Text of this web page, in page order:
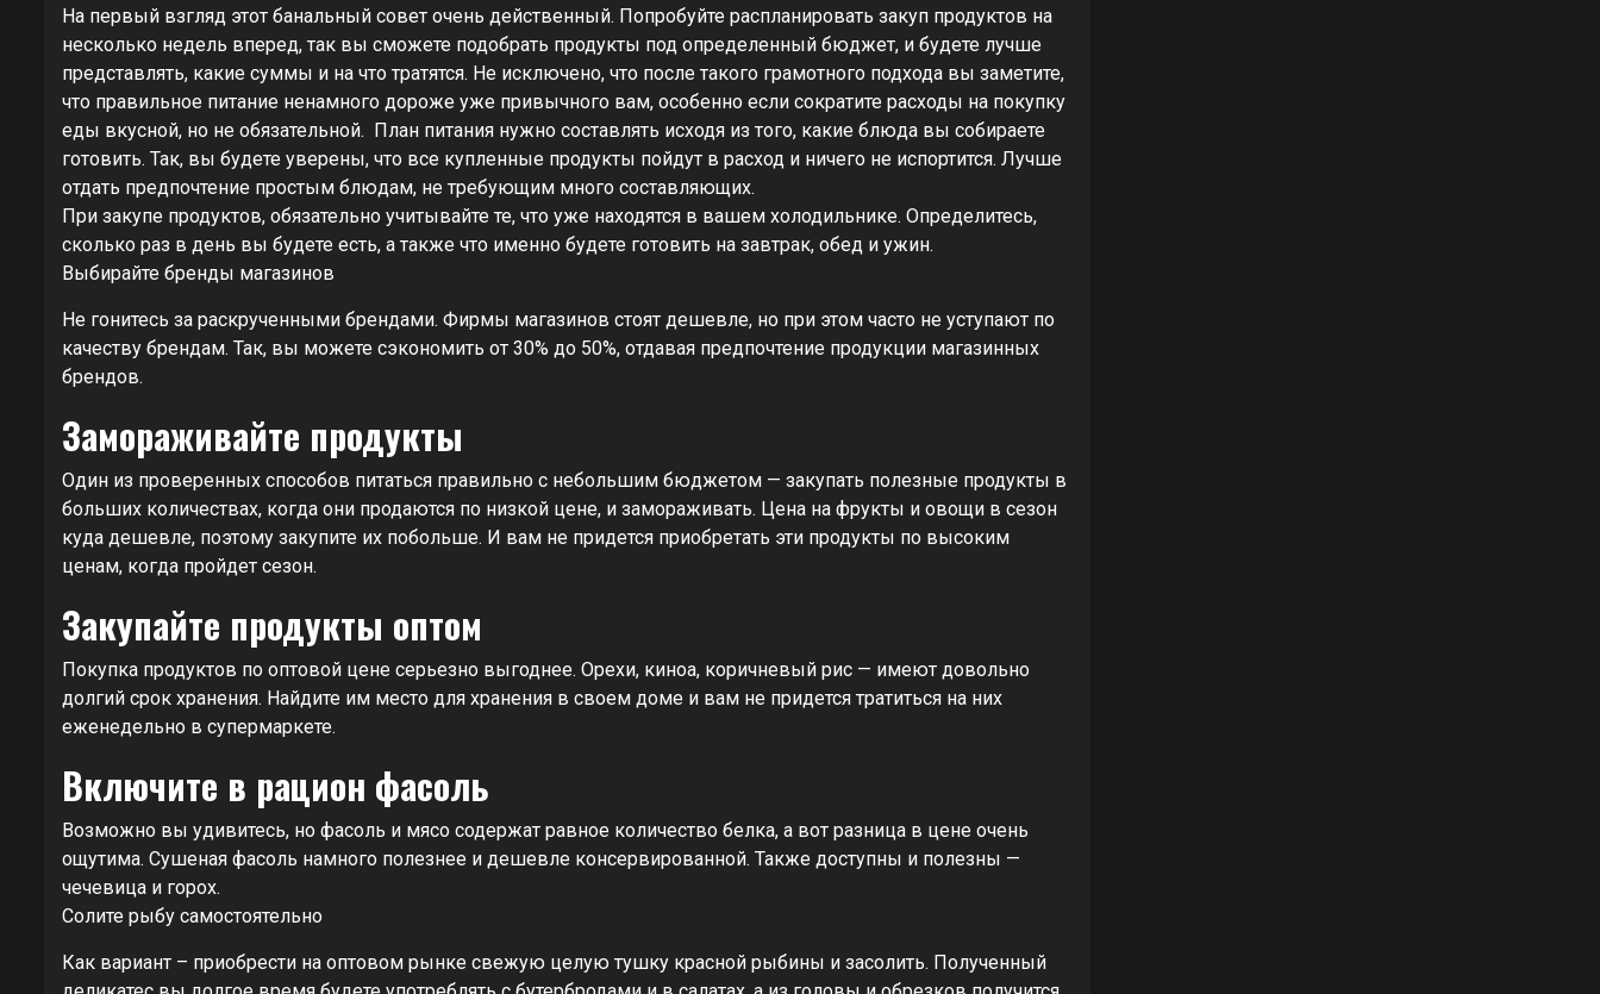
На первый взгляд этот банальный совет очень действенный. Попробуйте распланировать закуп продуктов на
несколько недель вперед, так вы сможете подобрать продукты под определенный бюджет, и будете лучше
представлять, какие суммы и на что тратятся. Не исключено, что после такого грамотного подхода вы заметите,
что правильное питание ненамного дороже уже привычного вам, особенно если сократите расходы на покупку
еды вкусной, но не обязательной. План питания нужно составлять исходя из того, какие блюда вы собираете
готовить. Так, вы будете уверены, что все купленные продукты пойдут в расход и ничего не испортится. Лучше
отдать предпочтение простым блюдам, не требующим много составляющих.
При закупе продуктов, обязательно учитывайте те, что уже находятся в вашем холодильнике. Определитесь,
сколько раз в день вы будете есть, а также что именно будете готовить на завтрак, обед и ужин.
Выбирайте бренды магазинов
Не гонитесь за раскрученными брендами. Фирмы магазинов стоят дешевле, но при этом часто не уступают по
качеству брендам. Так, вы можете сэкономить от 30% до 50%, отдавая предпочтение продукции магазинных
брендов.
Замораживайте продукты
Один из проверенных способов питаться правильно с небольшим бюджетом — закупать полезные продукты в
больших количествах, когда они продаются по низкой цене, и замораживать. Цена на фрукты и овощи в сезон
куда дешевле, поэтому закупите их побольше. И вам не придется приобретать эти продукты по высоким
ценам, когда пройдет сезон.
Закупайте продукты оптом
Покупка продуктов по оптовой цене серьезно выгоднее. Орехи, киноа, коричневый рис — имеют довольно
долгий срок хранения. Найдите им место для хранения в своем доме и вам не придется тратиться на них
еженедельно в супермаркете.
Включите в рацион фасоль
Возможно вы удивитесь, но фасоль и мясо содержат равное количество белка, а вот разница в цене очень
ощутима. Сушеная фасоль намного полезнее и дешевле консервированной. Также доступны и полезны —
чечевица и горох.
Солите рыбу самостоятельно
Как вариант – приобрести на оптовом рынке свежую целую тушку красной рыбины и засолить. Полученный